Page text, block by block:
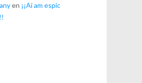
en ¡¡Ai am espic